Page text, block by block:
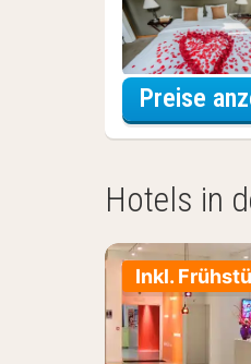
Preise
Hotels in
Inkl.